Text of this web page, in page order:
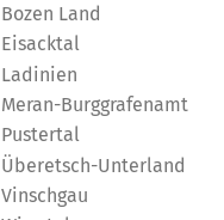
Bozen Land
Eisacktal
Ladinien
Meran-Burggrafenamt
Pustertal
Überetsch-Unterland
Vinschgau